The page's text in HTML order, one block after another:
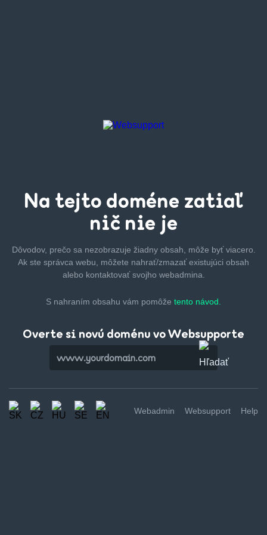
Na tejto doméne zatiaľ
nič nie je
Dôvodov, prečo sa nezobrazuje žiadny obsah, môže byťviacero.
Ak ste správca webu, môžete nahrať/zmazaťexistujúci obsah
alebo kontaktovať svojho webadmina.
S nahraním obsahu vám pomôže tento návod.
Overte si novú doménu vo Websupporte
Webadmin Websupport Help